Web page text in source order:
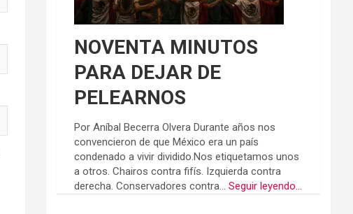
NOVENTA MINUTOS
PARA DEJAR DE
PELEARNOS
Por Aníbal Becerra Olvera Durante años nos
convencieron de que México era un país
condenado a vivir dividido.Nos etiquetamos unos
a otros. Chairos contra fifís. Izquierda contra
derecha. Conservadores contra...Seguir leyendo...